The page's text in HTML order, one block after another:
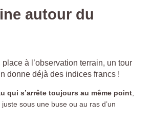
autour du
à l’observation terrain, un tour
donne déjà des indices francs !
qui s’arrête toujours au même point
sous une buse ou au ras d’un